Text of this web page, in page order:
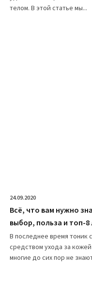
телом. В этой статье мы...
24.09.2020
Всё, что вам нужно
выбор, польза и топ-
В последнее время тоник
средством ухода за
многие до сих пор не